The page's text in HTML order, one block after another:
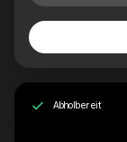
Abholbereit